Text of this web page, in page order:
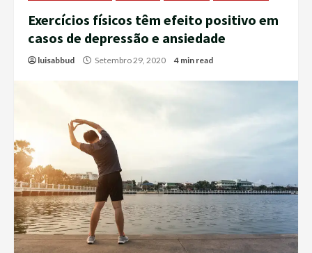
Exercícios físicos têm efeito positivo em
casos de depressão e ansiedade
luisabbud Setembro 29, 2020 4 min read